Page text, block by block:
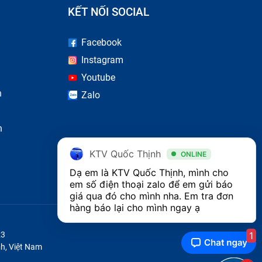
KẾT NỐI SOCIAL
Facebook
Instagram
Youtube
Zalo
Việt Nam
KTV Quốc Thịnh ONLINE
Dạ em là KTV Quốc Thịnh, mình cho
em số điện thoại zalo để em gửi báo
giá qua đó cho mình nha. Em tra đơn
hàng báo lại cho mình ngay ạ
1